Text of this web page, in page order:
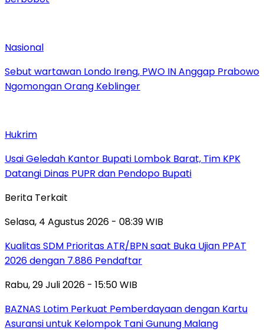
Nasional
Sebut wartawan Londo Ireng, PWO IN Anggap Prabowo
Ngomongan Orang Keblinger
Hukrim
Usai Geledah Kantor Bupati Lombok Barat, Tim KPK
Datangi Dinas PUPR dan Pendopo Bupati
Berita Terkait
Selasa, 4 Agustus 2026 - 08:39 WIB
Kualitas SDM Prioritas ATR/BPN saat Buka Ujian PPAT
2026 dengan 7.886 Pendaftar
Rabu, 29 Juli 2026 - 15:50 WIB
BAZNAS Lotim Perkuat Pemberdayaan dengan Kartu
Asuransi untuk Kelompok Tani Gunung Malang